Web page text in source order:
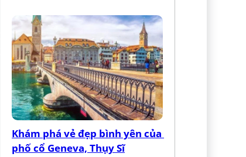
Khám phá vẻ đẹp bình yên của
phố cổ Geneva, Thụy Sĩ